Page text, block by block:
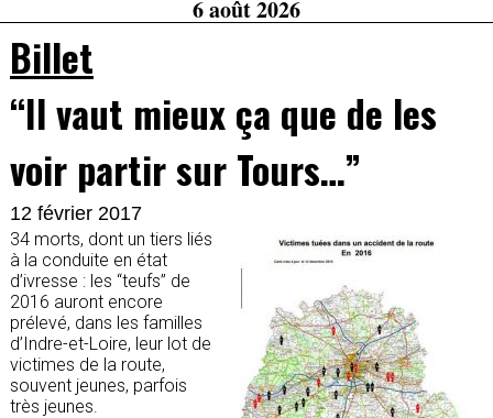
Javellesur
Facebook
6 août 2026
Billet
“Il vaut mieux ça que de les
voir partir sur Tours…”
12 février 2017
34 morts, dont un tiers liés
à la conduite en état
d’ivresse : les “teufs” de
2016 auront encore
prélevé, dans les familles
d’Indre-et-Loire, leur lot de
victimes de la route,
souvent jeunes, parfois
très jeunes.